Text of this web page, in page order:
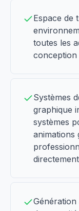
Espace de
toutes les
conception
Systèmes
graphique
systèmes
animations
Génération